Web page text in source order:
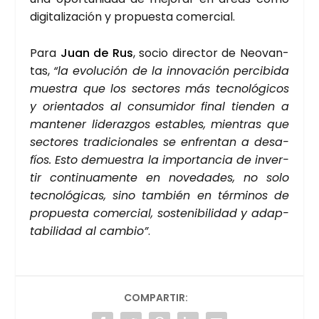
digi­ta­li­za­ción y pro­pues­ta comer­cial.
Para Juan de Rus, socio direc­tor de Neo­van­
tas, “la evo­lu­ción de la inno­va­ción per­ci­bi­da
mues­tra que los sec­to­res más tec­no­ló­gi­cos
y orien­ta­dos al con­su­mi­dor final tien­den a
man­te­ner lide­raz­gos esta­bles, mien­tras que
sec­to­res tra­di­cio­na­les se enfren­tan a desa­
fíos. Esto demues­tra la impor­tan­cia de inver­
tir con­ti­nua­men­te en nove­da­des, no solo
tec­no­ló­gi­cas, sino tam­bién en tér­mi­nos de
pro­pues­ta comer­cial, sos­te­ni­bi­li­dad y adap­
ta­bi­li­dad al cam­bio”.
COMPARTIR: